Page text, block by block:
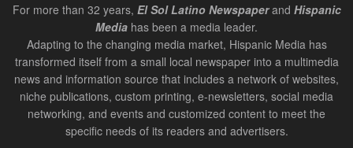
For more than 32 years, El Sol Latino Newspaperand Hispanic
Media has been a media leader.
Adapting to the changing media market, Hispanic Media has
transformed itself from a small local newspaper into a multimedia
news and information source that includes a network of websites,
niche publications, custom printing, e-newsletters, social media
networking, and events and customized content to meet the
specific needs of its readers and advertisers.